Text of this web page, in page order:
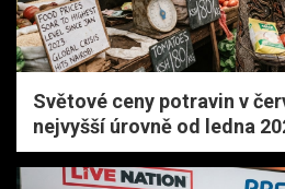
Světové ceny potravin v
nejvyšší úrovně od ledna